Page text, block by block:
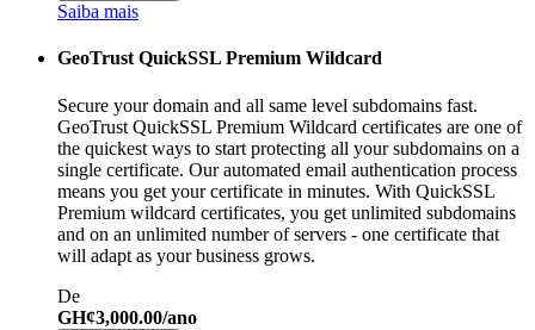
Saiba mais
GeoTrust QuickSSL Premium Wildcard
Secure your domain and all same level subdomains fast.
GeoTrust QuickSSL Premium Wildcard certificates are one of
the quickest ways to start protecting all your subdomains on a
single certificate. Our automated email authentication process
means you get your certificate in minutes. With QuickSSL
Premium wildcard certificates, you get unlimited subdomains
and on an unlimited number of servers - one certificate that
will adapt as your business grows.
De
GH¢3,000.00/ano